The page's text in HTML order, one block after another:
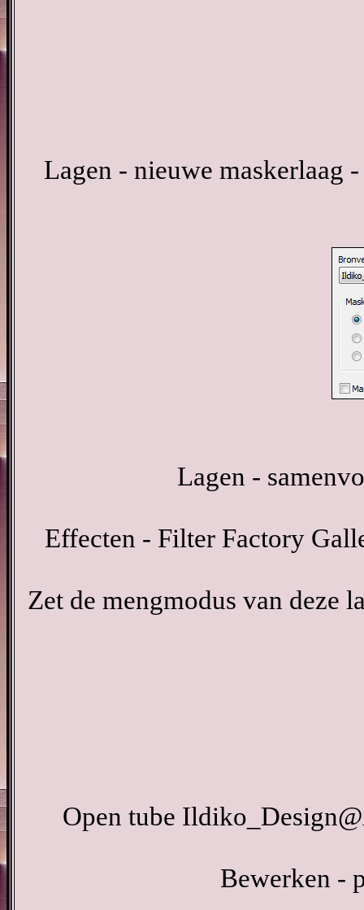
Lagen - nieuwe maskerlaag
Lagen -
Effecten - Filter Factory
Zet de mengmodus van deze
Open tube
Bewerken -